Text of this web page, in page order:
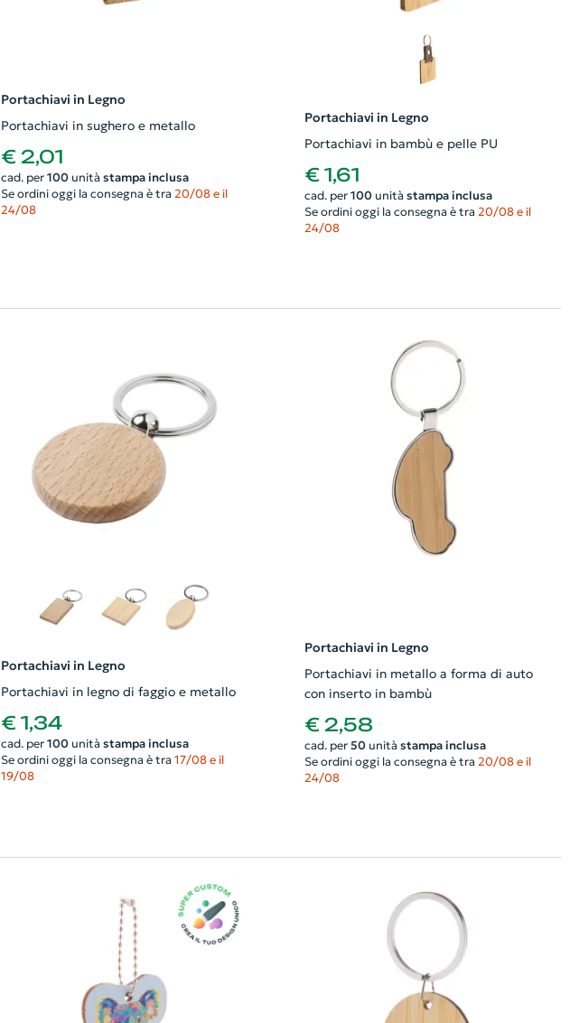
Portachiavi in Legno
Portachiavi in sughero e metallo
€ 2,01
cad. per 100unità stampa inclusa
Se ordini oggi la consegna è tra 20/08 e il
24/08
Portachiavi in Legno
Portachiavi in bambù e pelle PU
€ 1,61
cad. per 100unità stampa inclusa
Se ordini oggi la consegna è tra 20/08 e il
24/08
Portachiavi in Legno
Portachiavi in legno di faggio e metallo
€ 1,34
cad. per 100unità stampa inclusa
Se ordini oggi la consegna è tra 17/08 e il
19/08
Portachiavi in Legno
Portachiavi in metallo a forma di auto
con inserto in bambù
€ 2,58
cad. per 50unità stampa inclusa
Se ordini oggi la consegna è tra 20/08 e il
24/08